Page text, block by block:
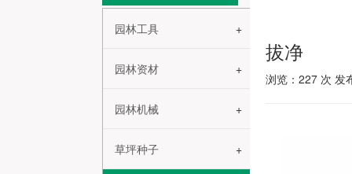
园林工具
园林资材
园林机械
草坪种子
拔净
浏览： 227次 发